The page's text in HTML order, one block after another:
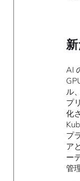
AI
ル
プ
化
プ
ア
ー
管